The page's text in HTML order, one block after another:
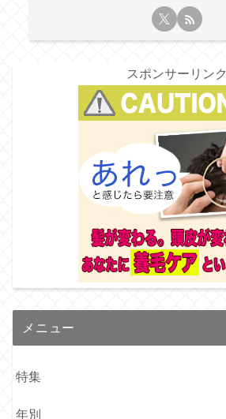
スポンサーリンク
メニュー
特集
年別